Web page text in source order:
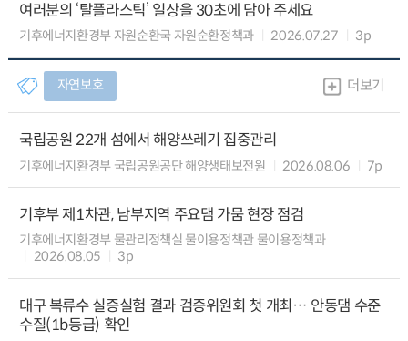
여러분의 ‘탈플라스틱’ 일상을 30초에 담아 주세요
기후에너지환경부 자원순환국 자원순환정책과 2026.07.27 3p
자연보호 더보기
국립공원 22개 섬에서 해양쓰레기 집중관리
기후에너지환경부 국립공원공단 해양생태보전원 2026.08.06 7p
기후부 제1차관, 남부지역 주요댐 가뭄 현장 점검
기후에너지환경부 물관리정책실 물이용정책관 물이용정책과
2026.08.05
3p
대구 복류수 실증실험 결과 검증위원회 첫 개최… 안동댐 수준
수질(1b등급) 확인